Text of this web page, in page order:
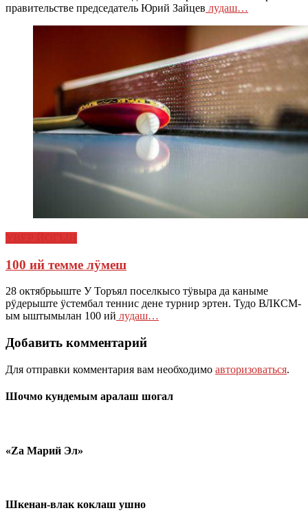
правительстве председатель Юрий Зайцев лудаш…
100 ий темме лӱмеш
28 октябрьыште У Торъял поселкысо тӱвыра да каныме
рӱдерыште ӱстембал теннис дене турнир эртен. Тудо ВЛКСМ-
ым ыштымылан 100 ий лудаш…
Добавить комментарий
Для отправки комментария вам необходимо авторизоваться.
Шочмо кундемым аралаш шогал
«Zа Марий Эл»
Шкенан-влак коклаш ушно